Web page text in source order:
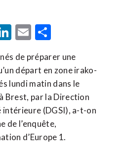
LinkedIn
Email
de préparer une
départ en zone irako-
lundi matin dans le
Brest, par la Direction
intérieure (DGSI), a-t-on
de l’enquête,
d’Europe 1.